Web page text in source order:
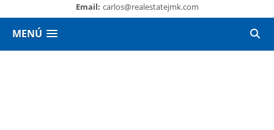
Email: carlos@realestatejmk.com
MENÚ